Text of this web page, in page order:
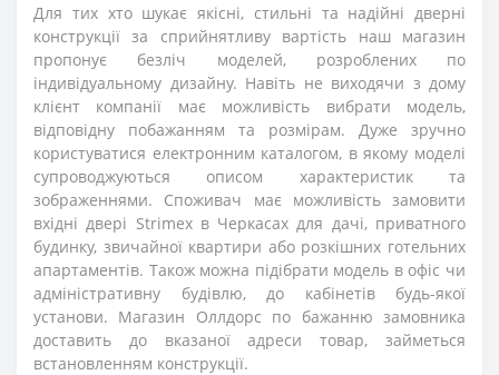
Для тих хто шукає якісні, стильні та надійні дверні
конструкції за сприйнятливу вартість наш магазин
пропонує безліч моделей, розроблених по
індивідуальному дизайну. Навіть не виходячи з дому
клієнт компанії має можливість вибрати модель,
відповідну побажанням та розмірам. Дуже зручно
користуватися електронним каталогом, в якому моделі
супроводжуються описом характеристик та
зображеннями. Споживач має можливість замовити
вхідні двері Strimex в Черкасах для дачі, приватного
будинку, звичайної квартири або розкішних готельних
апартаментів. Також можна підібрати модель в офіс чи
адміністративну будівлю, до кабінетів будь-якої
установи. Магазин Оллдорс по бажанню замовника
доставить до вказаної адреси товар, займеться
встановленням конструкції.